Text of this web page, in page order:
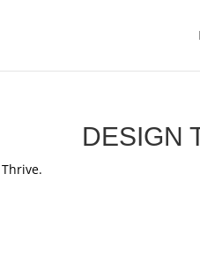
DESIGN